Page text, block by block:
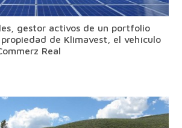
gestor activos de un portfolio
propiedad de Klimavest, el vehículo
Real